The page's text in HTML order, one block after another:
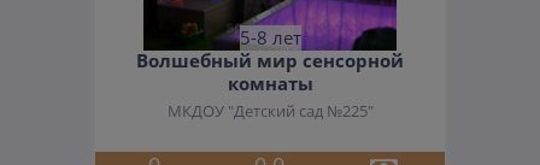
5-8 лет
Волшебный мир сенсорной
комнаты
МКДОУ "Детский сад №225"